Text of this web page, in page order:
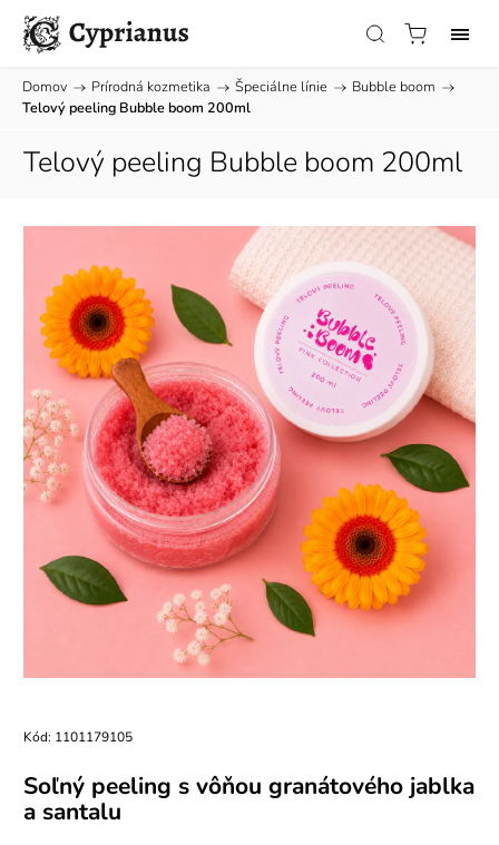
Domov / Prírodná kozmetika / Špeciálne línie / Bubble boom /
Telový peeling Bubble boom 200ml
Telový peeling Bubble boom 200ml
Kód: 1101179105
Soľný peeling s vôňou granátového jablka
a santalu